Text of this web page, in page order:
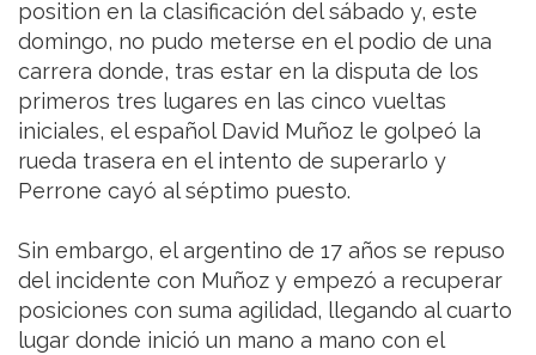
position en la clasificación del sábado y, este
domingo, no pudo meterse en el podio de una
carrera donde, tras estar en la disputa de los
primeros tres lugares en las cinco vueltas
iniciales, el español David Muñoz le golpeó la
rueda trasera en el intento de superarlo y
Perrone cayó al séptimo puesto.
Sin embargo, el argentino de 17 años se repuso
del incidente con Muñoz y empezó a recuperar
posiciones con suma agilidad, llegando al cuarto
lugar donde inició un mano a mano con el